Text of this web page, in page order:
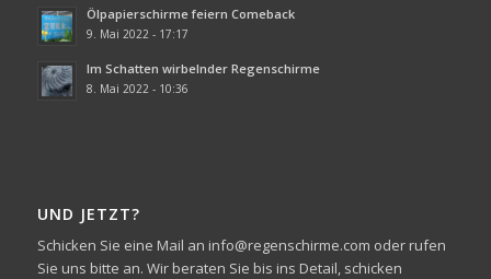
Ölpapierschirme feiern Comeback
9. Mai 2022 - 17:17
Im Schatten wirbelnder Regenschirme
8. Mai 2022 - 10:36
UND JETZT?
Schicken Sie eine Mail an info@regenschirme.com oder rufen
Sie uns bitte an. Wir beraten Sie bis ins Detail, schicken